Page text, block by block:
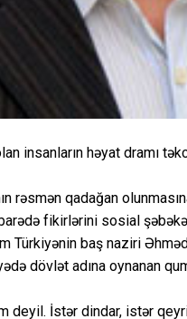
insanların həyat dramı
rəsmən qadağan
fikirlərini sosial
Türkiyənin baş naziri
dövlət adına oynanan
deyil. İstər dindar, istər